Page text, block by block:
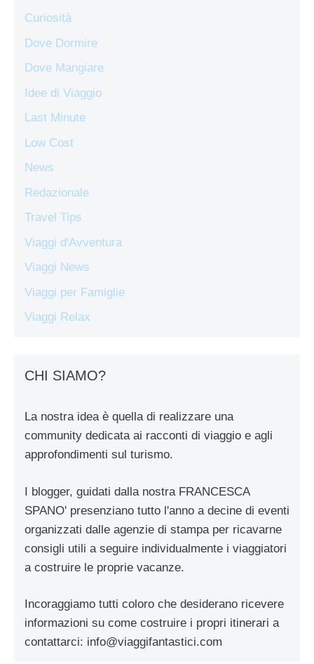
Curiosità
Dove Dormire
Dove Mangiare
Idee di Viaggio
Last Minute
Low Cost
News
Redazionale
Travel Tips
Viaggi d'Avventura
Viaggi News
Viaggi per Famiglie
Viaggi Relax
CHI SIAMO?
La nostra idea è quella di realizzare una
community dedicata ai racconti di viaggio e agli
approfondimenti sul turismo.
I blogger, guidati dalla nostra FRANCESCA
SPANO' presenziano tutto l'anno a decine di eventi
organizzati dalle agenzie di stampa per ricavarne
consigli utili a seguire individualmente i viaggiatori
a costruire le proprie vacanze.
Incoraggiamo tutti coloro che desiderano ricevere
informazioni su come costruire i propri itinerari a
contattarci: info@viaggifantastici.com